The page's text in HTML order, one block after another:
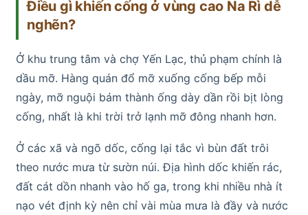
Điều gì khiến cống ở vùng cao Na Rì dễ
nghẽn?
Ở khu trung tâm và chợ Yến Lạc, thủ phạm chính là
dầu mỡ. Hàng quán đổ mỡ xuống cống bếp mỗi
ngày, mỡ nguội bám thành ống dày dần rồi bịt lòng
cống, nhất là khi trời trở lạnh mỡ đông nhanh hơn.
Ở các xã và ngõ dốc, cống lại tắc vì bùn đất trôi
theo nước mưa từ sườn núi. Địa hình dốc khiến rác,
đất cát dồn nhanh vào hố ga, trong khi nhiều nhà ít
nạo vét định kỳ nên chỉ vài mùa mưa là đầy và nước